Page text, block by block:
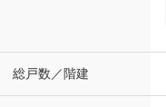
総戸数／階建